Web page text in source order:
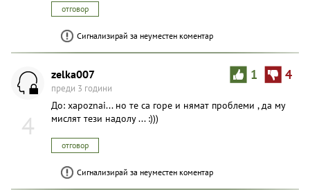
отговор
Сигнализирай за неуместен коментар
4
1 4
zelka007
преди 3 години
До: xapoznai... но те са горе и нямат проблеми , да му
мислят тези надолу ... :)))
отговор
Сигнализирай за неуместен коментар